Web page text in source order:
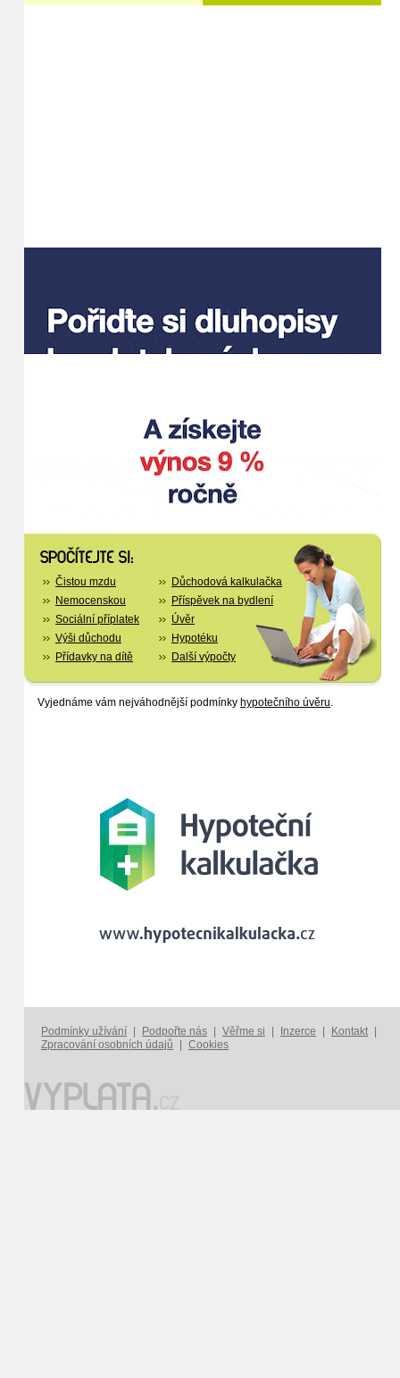
Čistou mzdu
Nemocenskou
Sociální příplatek
Výši důchodu
Přídavky na dítě
Důchodová kalkulačka
Příspěvek na bydlení
Úvěr
Hypotéku
Další výpočty
Vyjednáme vám nejváhodnější podmínky hypotečního úvěru.
Podmínky užívání Podpořte nás Věřme si Inzerce Kontakt
Zpracování osobních údajů
Cookies